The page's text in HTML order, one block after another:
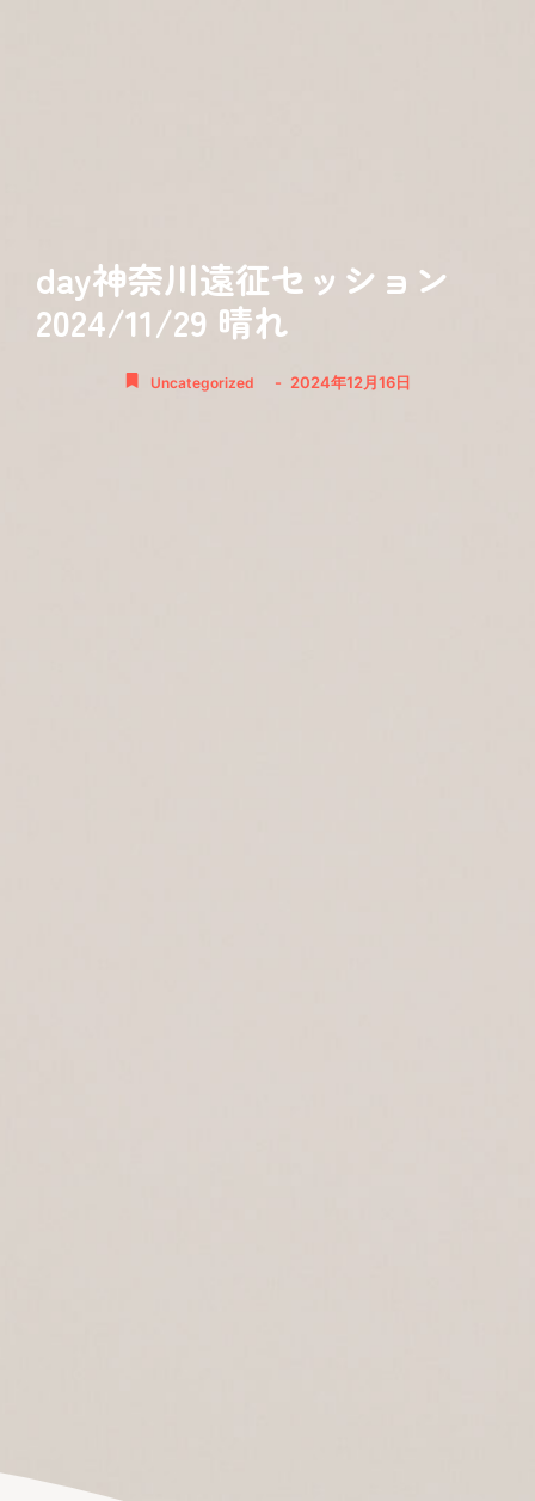
day神奈川遠征セッション
2024/11/29 晴れ
Uncategorized - 2024年12月16日